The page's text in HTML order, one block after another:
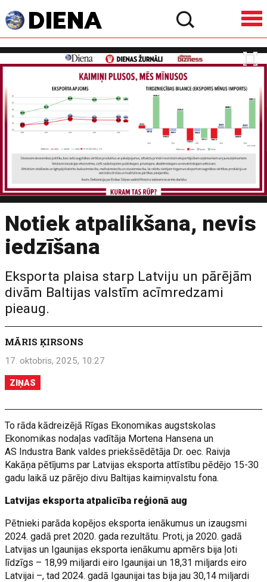
Notiek atpalikšana, nevis
iedzīšana
Eksporta plaisa starp Latviju un pārējām
divām Baltijas valstīm acīmredzami
pieaug.
MĀRIS ĶIRSONS
17. oktobris, 2025, 10:27
ZIŅAS
To rāda kādreizējā Rīgas Ekonomikas augstskolas
Ekonomikas nodaļas vadītāja Mortena Hansena un
AS Industra Bank valdes priekšsēdētāja Dr. oec. Raivja
Kakāņa pētījums par Latvijas eksporta attīstību pēdējo 15-30
gadu laikā uz pārējo divu Baltijas kaimiņvalstu fona.
Latvijas eksporta atpalicība reģionā aug
Pētnieki parāda kopējos eksporta ienākumus un izaugsmi
2024. gadā pret 2020. gada rezultātu. Proti, ja 2020. gadā
Latvijas un Igaunijas eksporta ienākumu apmērs bija ļoti
līdzīgs – 18,99 miljardi eiro Igaunijai un 18,31 miljards eiro
Latvijai –, tad 2024. gadā Igaunijai tas bija jau 30,14 miljardi